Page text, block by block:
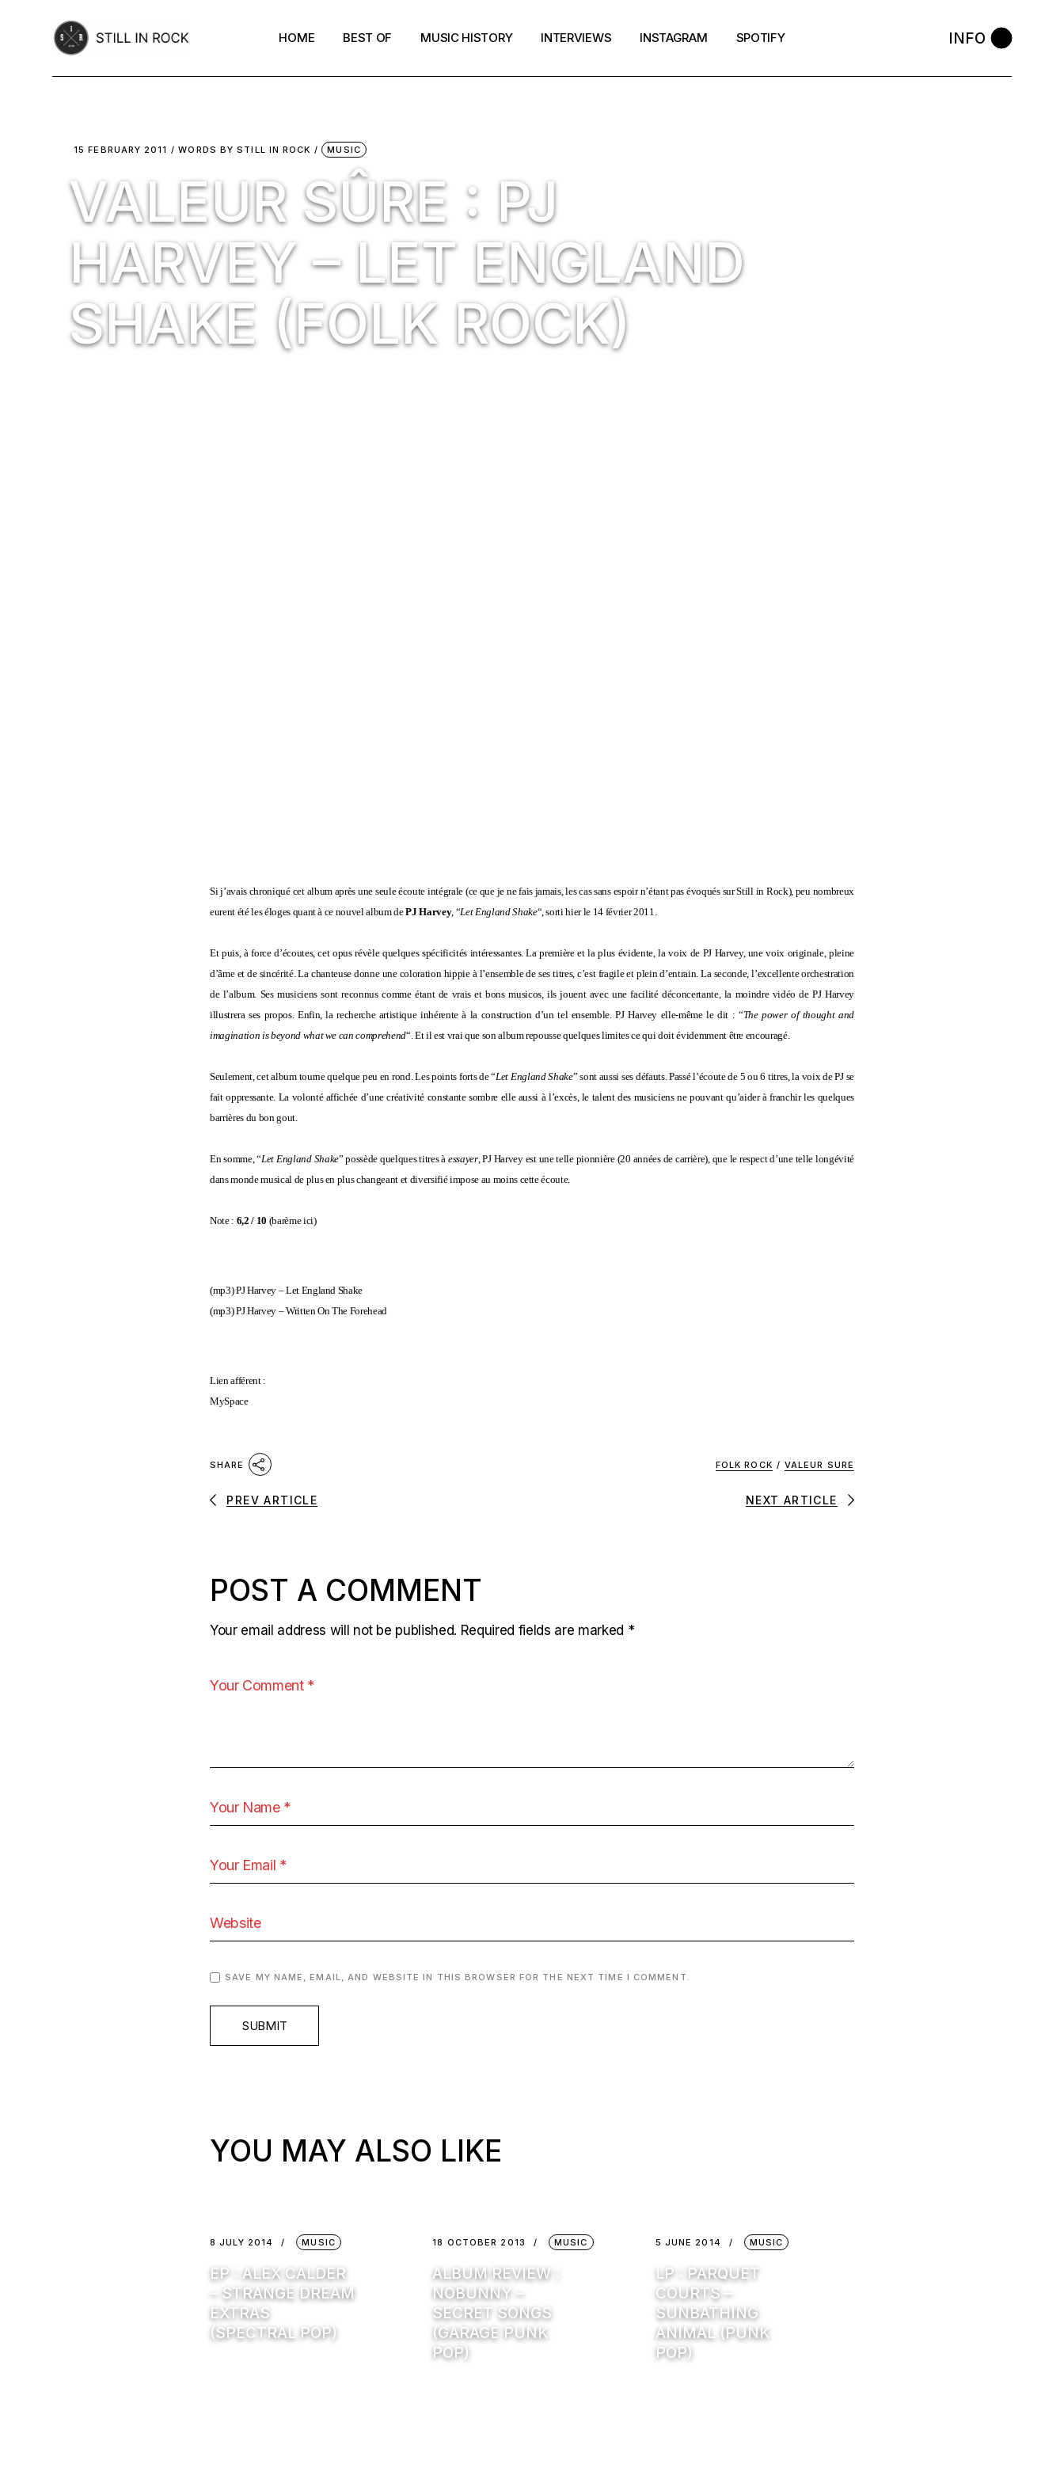
HOME BEST OF MUSIC HISTORY INTERVIEWS INSTAGRAM SPOTIFY INFO
15 FEBRUARY 2011 WORDS BYSTILL IN ROCK MUSIC
VALEUR SÛRE : PJ
HARVEY – LET ENGLAND
SHAKE (FOLK ROCK)
Si j’avais chroniqué cet album après une seule écoute intégrale (ce que je ne fais jamais, les cas sans espoir n’étant pas évoqués sur Still in Rock), peu nombreux
eurent été les éloges quant à ce nouvel album dePJ Harvey, “Let England Shake“, sorti hier le 14 février 2011.
Et puis, à force d’écoutes, cet opus révèle quelques spécificités intéressantes. La première et la plus évidente, la voix de PJ Harvey, une voix originale, pleine
d’âme et de sincérité. La chanteuse donne une coloration hippie à l’ensemble de ses titres, c’est fragile et plein d’entrain. La seconde, l’excellente orchestration
de l’album. Ses musiciens sont reconnus comme étant de vrais et bons musicos, ils jouent avec une facilité déconcertante, la moindre vidéo de PJ Harvey
illustrera ses propos. Enfin, la recherche artistique inhérente à la construction d’un tel ensemble. PJ Harvey elle-même le dit : “The power of thought and
imagination is beyond what we can comprehend“. Et il est vrai que son album repousse quelques limites ce qui doit évidemment être encouragé.
Seulement, cet album tourne quelque peu en rond. Les points forts de “Let England Shake” sont aussi ses défauts. Passé l’écoute de 5 ou 6 titres, la voix de PJ se
fait oppressante. La volonté affichée d’une créativité constante sombre elle aussi à l’excès, le talent des musiciens ne pouvant qu’aider à franchir les quelques
barrières du bon gout.
En somme,“Let England Shake” possède quelques titres à essayer, PJ Harvey est une telle pionnière (20 années de carrière), que le respect d’une telle longévité
dans monde musical de plus en plus changeant et diversifié impose au moins cette écoute.
Note : 6,2 / 10 (barème ici)
(mp3)PJ Harvey – Let England Shake
(mp3)PJ Harvey – Written On The Forehead
Lien afférent :
MySpace
SHARE FOLK ROCK / VALEUR SURE
PREV ARTICLE NEXT ARTICLE
POST A COMMENT
Your email address will not be published. Required fields are marked *
SAVE MY NAME, EMAIL, AND WEBSITE IN THIS BROWSER FOR THE NEXT TIME I COMMENT.
SUBMIT
YOU MAY ALSO LIKE
8 JULY 2014 MUSIC
EP : ALEX CALDER
– STRANGE DREAM
EXTRAS
(SPECTRAL POP)
18 OCTOBER 2013 MUSIC
ALBUM REVIEW :
NOBUNNY –
SECRET SONGS
(GARAGE PUNK
POP)
5 JUNE 2014 MUSIC
LP : PARQUET
COURTS –
SUNBATHING
ANIMAL (PUNK
POP)